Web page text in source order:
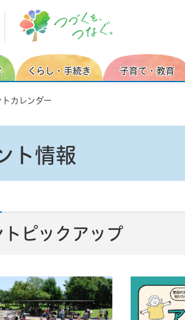
くらし・手続き 子育て・教育
カレンダー
ト情報
トピックアップ